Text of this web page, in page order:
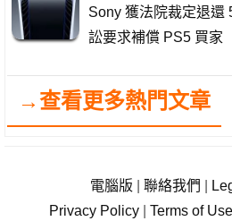
Sony 獲法院裁定退
訟要求補償 PS5 買家
→查看更多熱門文章
電腦版 聯絡我們
Privacy Policy
Terms of Use